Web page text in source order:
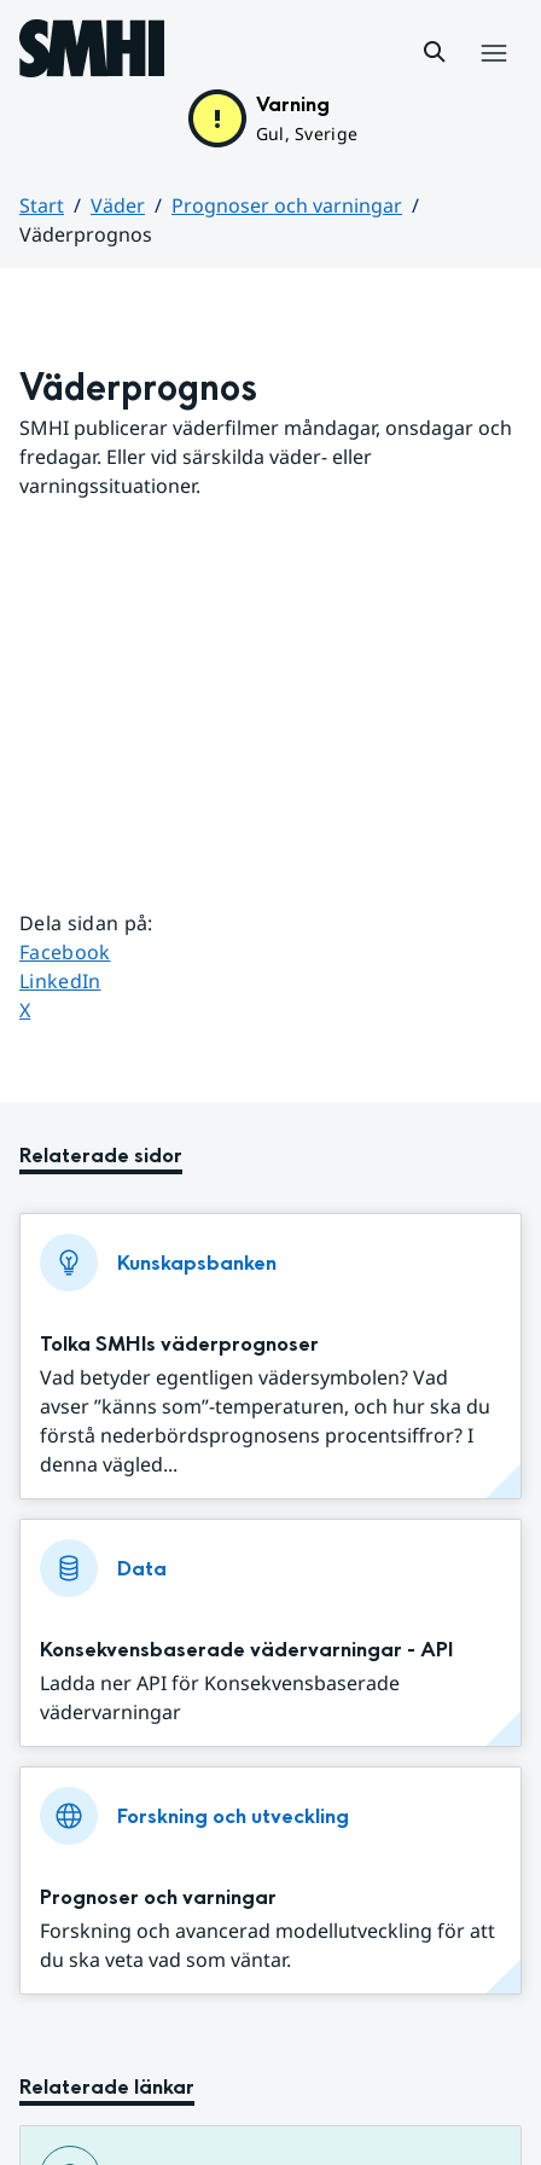
Hoppa till sidans innehåll
Varning
Gul, Sverige
Start Väder
Prognoser och varningar
Väderprognos
Väderprognos
SMHI publicerar väderfilmer måndagar, onsdagar och
fredagar. Eller vid särskilda väder- eller
varningssituationer.
Dela sidan på:
Dela sidan på
Facebook
Dela sidan på
LinkedIn
Dela sidan på
X
Relaterade sidor
Kunskapsbanken
Tolka SMHIs väderprognoser
Vad betyder egentligen vädersymbolen? Vad
avser ”känns som”-temperaturen, och hur ska du
förstå nederbördsprognosens procentsiffror? I
denna vägled...
Data
Konsekvensbaserade vädervarningar - API
Ladda ner API för Konsekvensbaserade
vädervarningar
Forskning och utveckling
Prognoser och varningar
Forskning och avancerad modellutveckling för att
du ska veta vad som väntar.
Relaterade länkar